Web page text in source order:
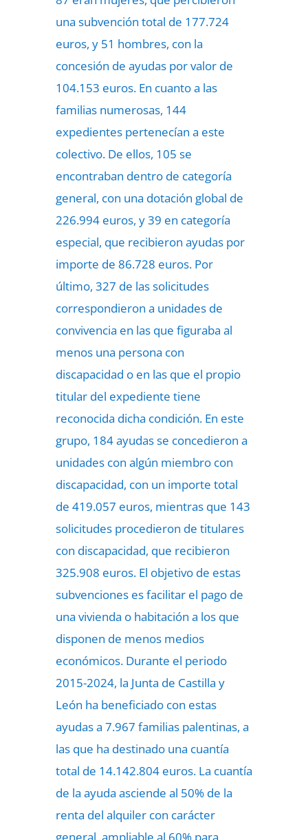
una subvención total de 177.724
euros, y 51 hombres, con la
concesión de ayudas por valor de
104.153 euros. En cuanto a las
familias numerosas, 144
expedientes pertenecían a este
colectivo. De ellos, 105 se
encontraban dentro de categoría
general, con una dotación global de
226.994 euros, y 39 en categoría
especial, que recibieron ayudas por
importe de 86.728 euros. Por
último, 327 de las solicitudes
correspondieron a unidades de
convivencia en las que figuraba al
menos una persona con
discapacidad o en las que el propio
titular del expediente tiene
reconocida dicha condición. En este
grupo, 184 ayudas se concedieron a
unidades con algún miembro con
discapacidad, con un importe total
de 419.057 euros, mientras que 143
solicitudes procedieron de titulares
con discapacidad, que recibieron
325.908 euros. El objetivo de estas
subvenciones es facilitar el pago de
una vivienda o habitación a los que
disponen de menos medios
económicos. Durante el periodo
2015-2024, la Junta de Castilla y
León ha beneficiado con estas
ayudas a 7.967 familias palentinas, a
las que ha destinado una cuantía
total de 14.142.804 euros. La cuantía
de la ayuda asciende al 50% de la
renta del alquiler con carácter